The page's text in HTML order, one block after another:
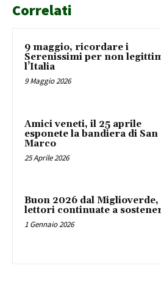
Correlati
9 maggio, ricordare i
Serenissimi per non
l’Italia
9 Maggio 2026
Amici veneti, il 25 aprile
esponete la bandiera di San
Marco
25 Aprile 2026
Buon 2026 dal
lettori continuate a
1 Gennaio 2026